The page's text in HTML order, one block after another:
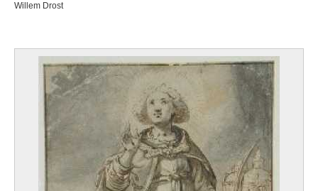
Willem Drost